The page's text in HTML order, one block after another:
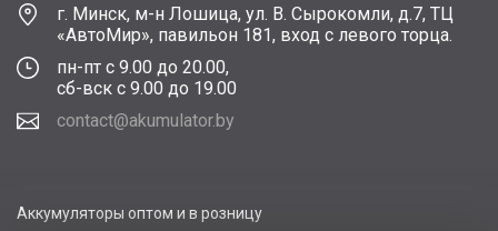
г. Минск, м-н Лошица, ул. В. Сырокомли, д.7, ТЦ
«АвтоМир», павильон 181, вход с левого торца.
пн-пт с 9.00 до 20.00,
сб-вск с 9.00 до 19.00
contact@akumulator.by
Аккумуляторы оптом и в розницу